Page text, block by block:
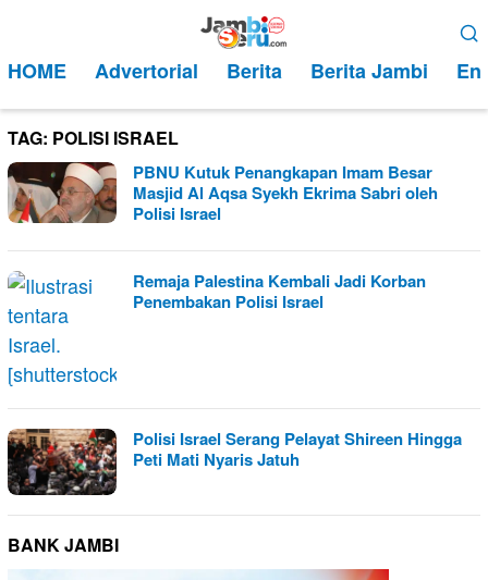
kontenMobile
HOME Advertorial Berita Berita Jambi
TAG: POLISI ISRAEL
PBNU Kutuk Penangkapan Imam Besar
Masjid Al Aqsa Syekh Ekrima Sabri oleh
Polisi Israel
Remaja Palestina Kembali Jadi Korban
Penembakan Polisi Israel
Polisi Israel Serang Pelayat Shireen Hingga
Peti Mati Nyaris Jatuh
BANK JAMBI